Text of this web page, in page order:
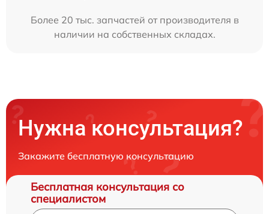
Более 20 тыс. запчастей от производителя в
наличии на собственных складах.
Нужна консультация?
Закажите бесплатную консультацию
Бесплатная консультация со
специалистом